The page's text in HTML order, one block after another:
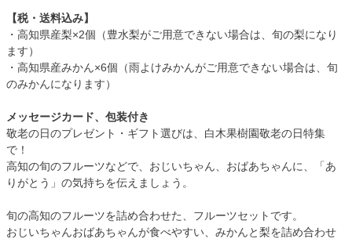
【税・送料込み】
・高知県産梨×2個（豊水梨がご用意できない場合は、旬の梨になり
ます）
・高知県産みかん×6個（雨よけみかんがご用意できない場合は、旬
のみかんになります）
メッセージカード、包装付き
敬老の日のプレゼント・ギフト選びは、白木果樹園敬老の日特集
で！
高知の旬のフルーツなどで、おじいちゃん、おばあちゃんに、「あ
りがとう」の気持ちを伝えましょう。
旬の高知のフルーツを詰め合わせた、フルーツセットです。
おじいちゃんおばあちゃんが食べやすい、みかんと梨を詰め合わせ